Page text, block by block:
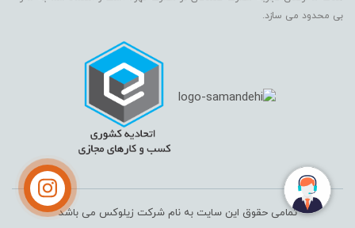
بی محدود می سازد.
تمامی حقوق این سایت به نام شرکت زیلوکس می باشد